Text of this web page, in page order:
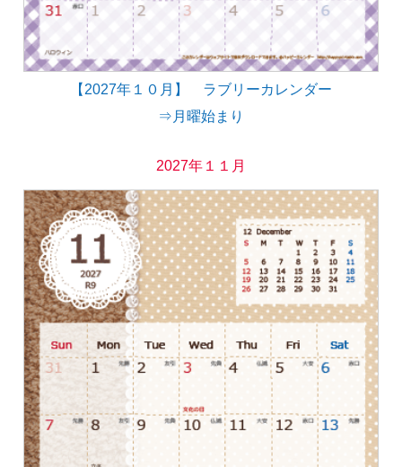
【2027年１０月】 ラブリーカレンダー
⇒月曜始まり
2027年１１月